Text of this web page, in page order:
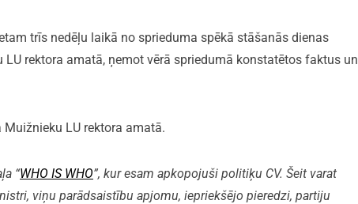
trīs nedēļu laikā no sprieduma spēkā stāšanās dienas
rektora amatā, ņemot vērā spriedumā konstatētos faktus un
LU rektora amatā.
“WHO IS WHO”, kur esam apkopojuši politiķu CV. Šeit varat
viņu parādsaistību apjomu, iepriekšējo pieredzi, partiju